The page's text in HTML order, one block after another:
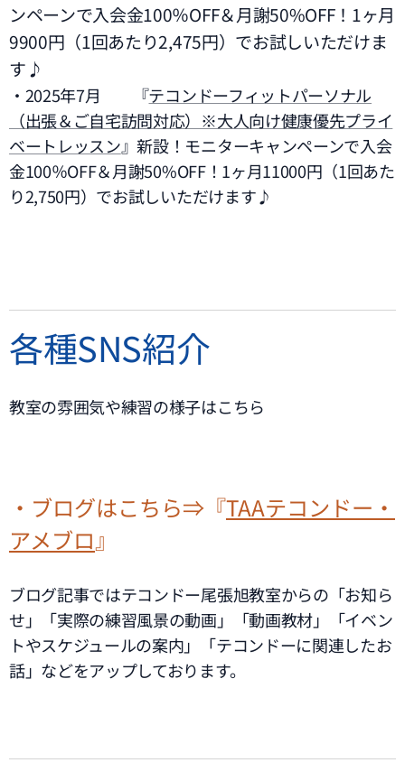
ンペーンで入会金100％OFF＆月謝50%OFF！1ヶ月
9900円（1回あたり2,475円）でお試しいただけま
す♪
・2025年7月 『テコンドーフィットパーソナル
（出張＆ご自宅訪問対応）※大人向け健康優先プライ
ベートレッスン』新設！モニターキャンペーンで入会
金100％OFF＆月謝50%OFF！1ヶ月11000円（1回あた
り2,750円）でお試しいただけます♪
各種SNS紹介
教室の雰囲気や練習の様子はこちら
・ブログはこちら⇒『TAAテコンドー・
アメブロ』
ブログ記事ではテコンドー尾張旭教室からの「お知ら
せ」「実際の練習風景の動画」「動画教材」「イベン
トやスケジュールの案内」「テコンドーに関連したお
話」などをアップしております。